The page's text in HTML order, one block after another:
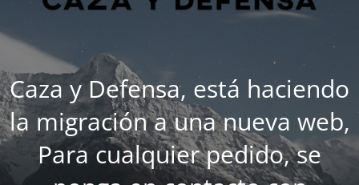
Caza y Defensa, está haciendo
la migración a una nueva web,
Para cualquier pedido, se